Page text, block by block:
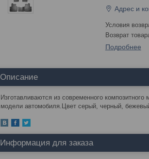
Адрес и
возврат
Подробнее
Описание
Изготавливаются из современного
модели автомобиля.Цвет серый, черный,
Информация для заказа